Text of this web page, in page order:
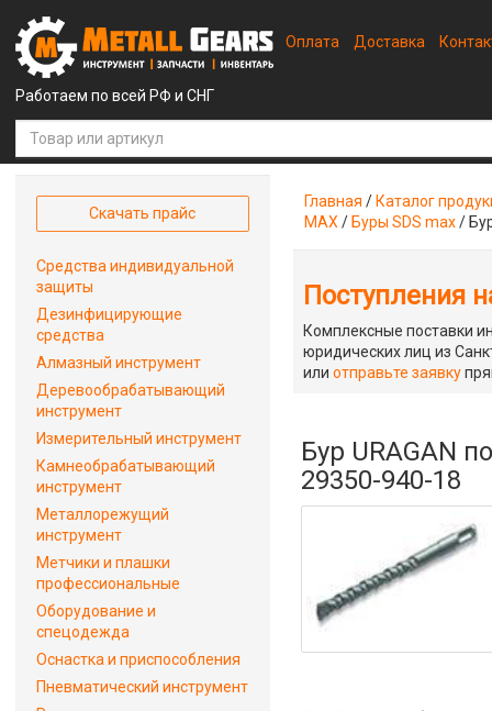
Работаем по всей РФ и СНГ
Оплата Доставка
Главная / Каталог
MAX / Буры SDS max/
Поступления
Комплексные поставки
юридических лиц из
илиотправьте заявку
Бур URAGAN
29350-940-18
Скачать прайс
Средства индивидуальной
защиты
Дезинфицирующие
средства
Алмазный инструмент
Деревообрабатывающий
инструмент
Измерительный инструмент
Камнеобрабатывающий
инструмент
Металлорежущий
инструмент
Метчики и плашки
профессиональные
Оборудование и
спецодежда
Оснастка и приспособления
Пневматический инструмент